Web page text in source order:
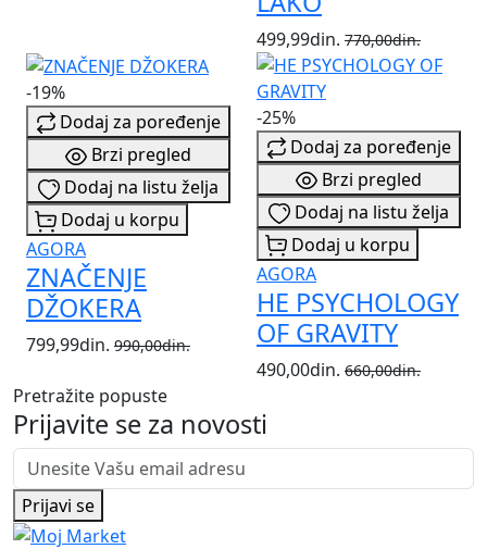
499,99din. 770,00din.
-19%
Dodaj za poređenje
Brzi pregled
Dodaj na listu želja
Dodaj u korpu
AGORA
ZNAČENJE
DŽOKERA
799,99din. 990,00din.
-25%
Dodaj za poređenje
Brzi pregled
Dodaj na listu želja
Dodaj u korpu
AGORA
HE PSYCHOLOGY
OF GRAVITY
490,00din. 660,00din.
Pretražite popuste
Prijavite se za novosti
Prijavi se